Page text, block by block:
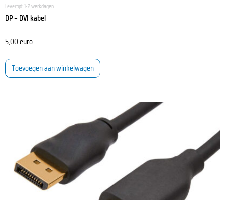
Levertijd:1-2 werkdagen
DP – DVI kabel
5,00euro
Toevoegen aan winkelwagen